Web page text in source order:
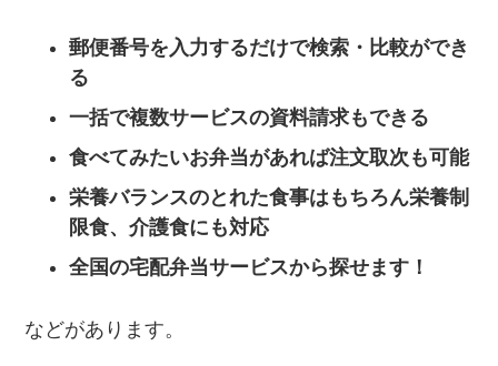
郵便番号を入力するだけで検索・比較ができ
る
一括で複数サービスの資料請求もできる
食べてみたいお弁当があれば注文取次も可能
栄養バランスのとれた食事はもちろん栄養制
限食、介護食にも対応
全国の宅配弁当サービスから探せます！
などがあります。